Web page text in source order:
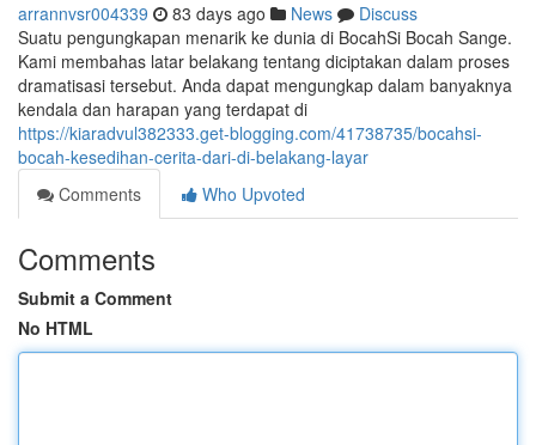
arrannvsr004339 83 days ago News
Discuss
Suatu pengungkapan menarik ke dunia di BocahSi Bocah Sange.
Kami membahas latar belakang tentang diciptakan dalam proses
dramatisasi tersebut. Anda dapat mengungkap dalam banyaknya
kendala dan harapan yang terdapat di
https://kiaradvul382333.get-blogging.com/41738735/bocahsi-
bocah-kesedihan-cerita-dari-di-belakang-layar
Comments
Who Upvoted
Comments
Submit a Comment
No HTML